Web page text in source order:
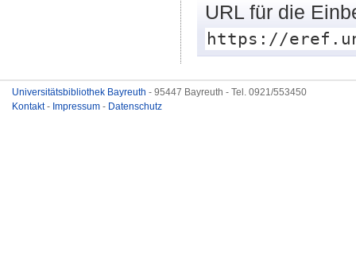
URL für die
https://
Universitätsbibliothek Bayreuth - 95447 Bayreuth - Tel. 0921/553450
Kontakt- Impressum - Datenschutz